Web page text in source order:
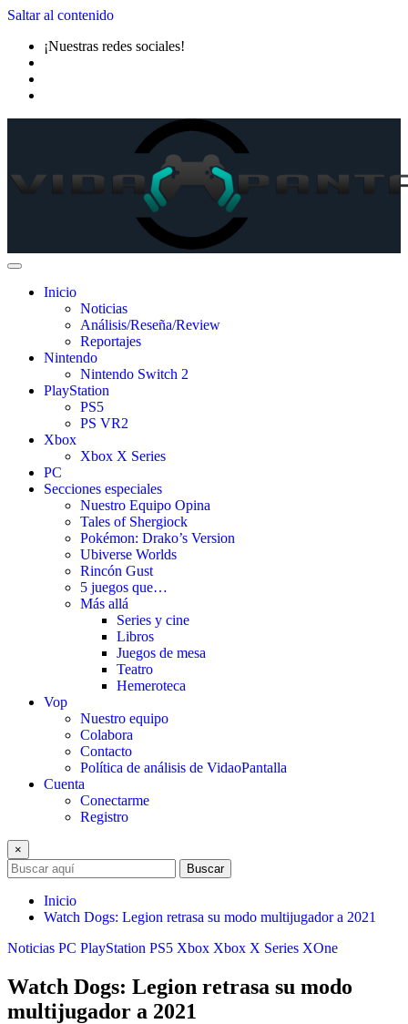
Saltar al contenido
¡Nuestras redes sociales!
Inicio
Noticias
Análisis/Reseña/Review
Reportajes
Nintendo
Nintendo Switch 2
PlayStation
PS5
PS VR2
Xbox
Xbox X Series
PC
Secciones especiales
Nuestro Equipo Opina
Tales of Shergiock
Pokémon: Drako’s Version
Ubiverse Worlds
Rincón Gust
5 juegos que…
Más allá
Series y cine
Libros
Juegos de mesa
Teatro
Hemeroteca
Vop
Nuestro equipo
Colabora
Contacto
Política de análisis de VidaoPantalla
Cuenta
Conectarme
Registro
×
Buscar
Inicio
Watch Dogs: Legion retrasa su modo multijugador a 2021
Noticias PC PlayStation PS5 Xbox Xbox X Series XOne
Watch Dogs: Legion retrasa su modo
multijugador a 2021